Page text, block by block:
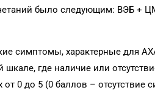
было следующим: ВЭБ +
симптомы, характерные для
где наличие или
0 до 5 (0 баллов – отсутствие